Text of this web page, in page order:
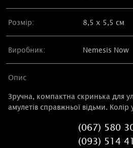
Розмір: 8,5 х 5,5 см
Виробник: Nemesis Now
Опис
Зручна, компактна скринька для
амулетів справжньої відьми.
(067) 580
(093) 514